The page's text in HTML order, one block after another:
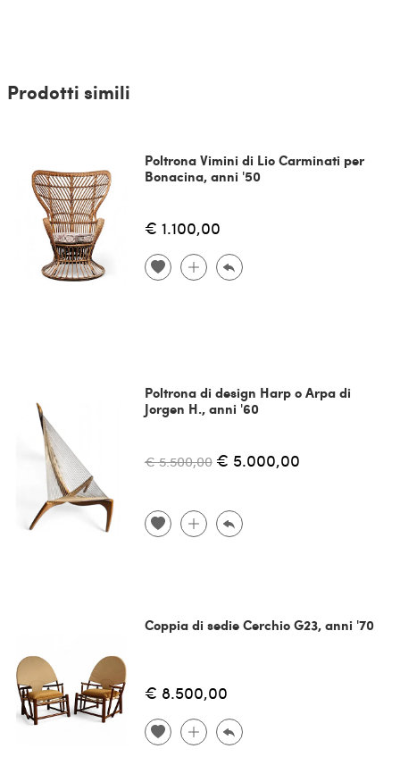
Prodotti simili
Poltrona Vimini di Lio Carminati per
Bonacina, anni '50
€ 1.100,00
Poltrona di design Harp o Arpa di
Jorgen H., anni '60
€ 5.500,00 € 5.000,00
Coppia di sedie Cerchio G23, anni '70
€ 8.500,00